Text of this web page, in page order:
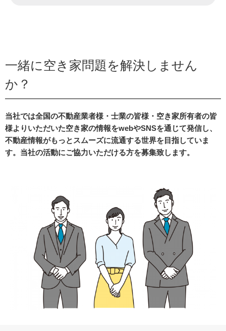
一緒に空き家問題を解決しません
か？
当社では全国の不動産業者様・士業の皆様・空き家所有者の皆
様よりいただいた空き家の情報をwebやSNSを通じて発信し、
不動産情報がもっとスムーズに流通する世界を目指していま
す。当社の活動にご協力いただける方を募集致します。